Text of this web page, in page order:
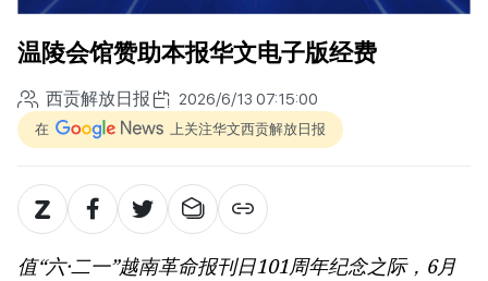
温陵会馆赞助本报华文电子版经费
西贡解放日报 2026/6/13 07:15:00
在 上关注华文西贡解放日报
值“六·二一”越南革命报刊日101周年纪念之际，6月